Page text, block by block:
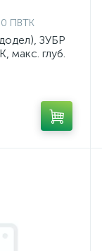
ПВТК
ЗУБР
глуб.